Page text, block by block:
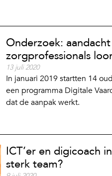
Onderzoek:
zorgprofessionals
13 juli 2020
In januari 2019 startten 14
een programma Digitale
dat de aanpak werkt.
ICT’er en digicoach
sterk team?